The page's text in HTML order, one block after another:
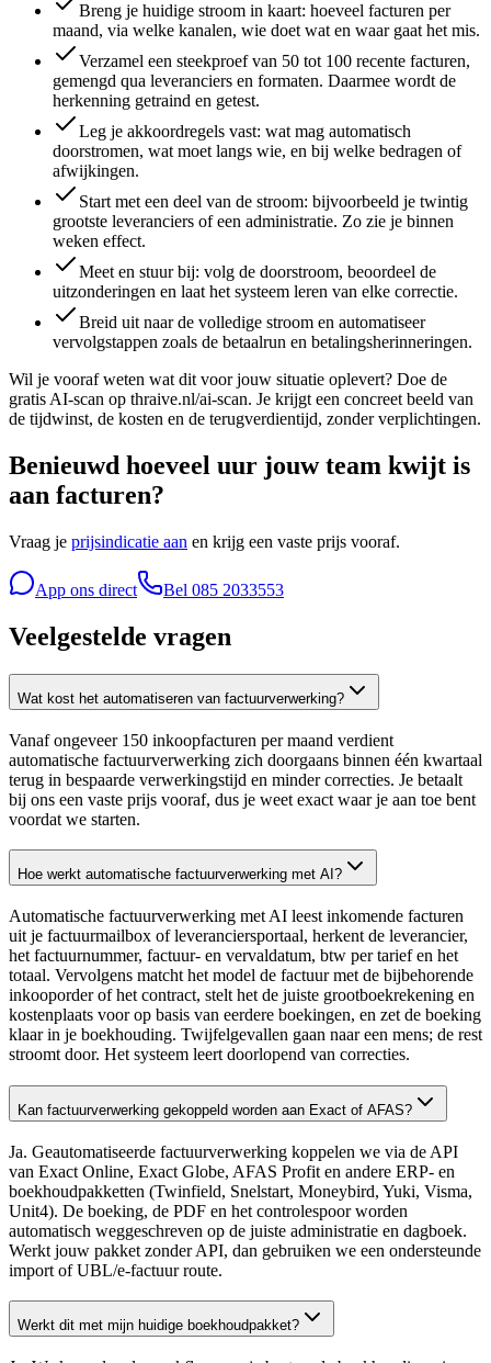
Breng je huidige stroom in kaart: hoeveel facturen per
maand, via welke kanalen, wie doet wat en waar gaat het mis.
Verzamel een steekproef van 50 tot 100 recente facturen,
gemengd qua leveranciers en formaten. Daarmee wordt de
herkenning getraind en getest.
Leg je akkoordregels vast: wat mag automatisch
doorstromen, wat moet langs wie, en bij welke bedragen of
afwijkingen.
Start met een deel van de stroom: bijvoorbeeld je twintig
grootste leveranciers of een administratie. Zo zie je binnen
weken effect.
Meet en stuur bij: volg de doorstroom, beoordeel de
uitzonderingen en laat het systeem leren van elke correctie.
Breid uit naar de volledige stroom en automatiseer
vervolgstappen zoals de betaalrun en betalingsherinneringen.
Wil je vooraf weten wat dit voor jouw situatie oplevert? Doe de
gratis AI-scan op thraive.nl/ai-scan. Je krijgt een concreet beeld van
de tijdwinst, de kosten en de terugverdientijd, zonder verplichtingen.
Benieuwd hoeveel uur jouw team kwijt is
aan facturen?
Vraag je prijsindicatie aan en krijg een vaste prijs vooraf.
App ons direct Bel 085 2033553
Veelgestelde vragen
Wat kost het automatiseren van factuurverwerking?
Vanaf ongeveer 150 inkoopfacturen per maand verdient
automatische factuurverwerking zich doorgaans binnen één kwartaal
terug in bespaarde verwerkingstijd en minder correcties. Je betaalt
bij ons een vaste prijs vooraf, dus je weet exact waar je aan toe bent
voordat we starten.
Hoe werkt automatische factuurverwerking met AI?
Automatische factuurverwerking met AI leest inkomende facturen
uit je factuurmailbox of leveranciersportaal, herkent de leverancier,
het factuurnummer, factuur- en vervaldatum, btw per tarief en het
totaal. Vervolgens matcht het model de factuur met de bijbehorende
inkooporder of het contract, stelt het de juiste grootboekrekening en
kostenplaats voor op basis van eerdere boekingen, en zet de boeking
klaar in je boekhouding. Twijfelgevallen gaan naar een mens; de rest
stroomt door. Het systeem leert doorlopend van correcties.
Kan factuurverwerking gekoppeld worden aan Exact of AFAS?
Ja. Geautomatiseerde factuurverwerking koppelen we via de API
van Exact Online, Exact Globe, AFAS Profit en andere ERP- en
boekhoudpakketten (Twinfield, Snelstart, Moneybird, Yuki, Visma,
Unit4). De boeking, de PDF en het controlespoor worden
automatisch weggeschreven op de juiste administratie en dagboek.
Werkt jouw pakket zonder API, dan gebruiken we een ondersteunde
import of UBL/e-factuur route.
Werkt dit met mijn huidige boekhoudpakket?